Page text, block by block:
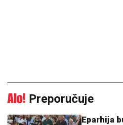
Preporučuje
Eparhija